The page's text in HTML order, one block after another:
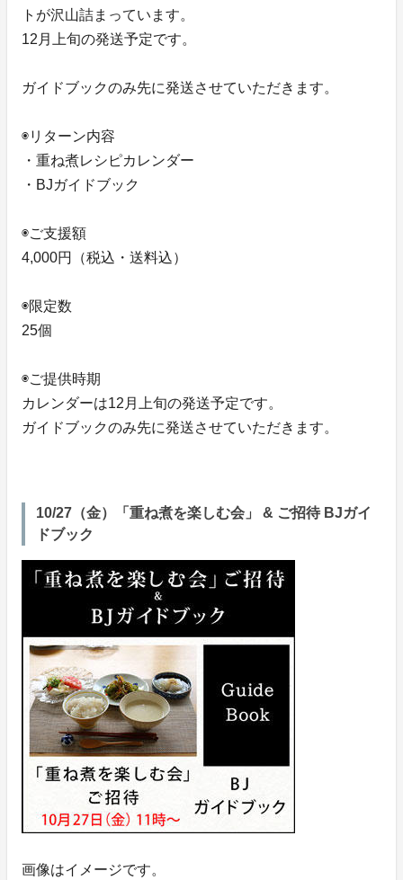
トが沢山詰まっています。
12月上旬の発送予定です。
ガイドブックのみ先に発送させていただきます。
◉リターン内容
・重ね煮レシピカレンダー
・BJガイドブック
◉ご支援額
4,000円（税込・送料込）
◉限定数
25個
◉ご提供時期
カレンダーは12月上旬の発送予定です。
ガイドブックのみ先に発送させていただきます。
10/27（金）「重ね煮を楽しむ会」 & ご招待 BJガイ
ドブック
画像はイメージです。